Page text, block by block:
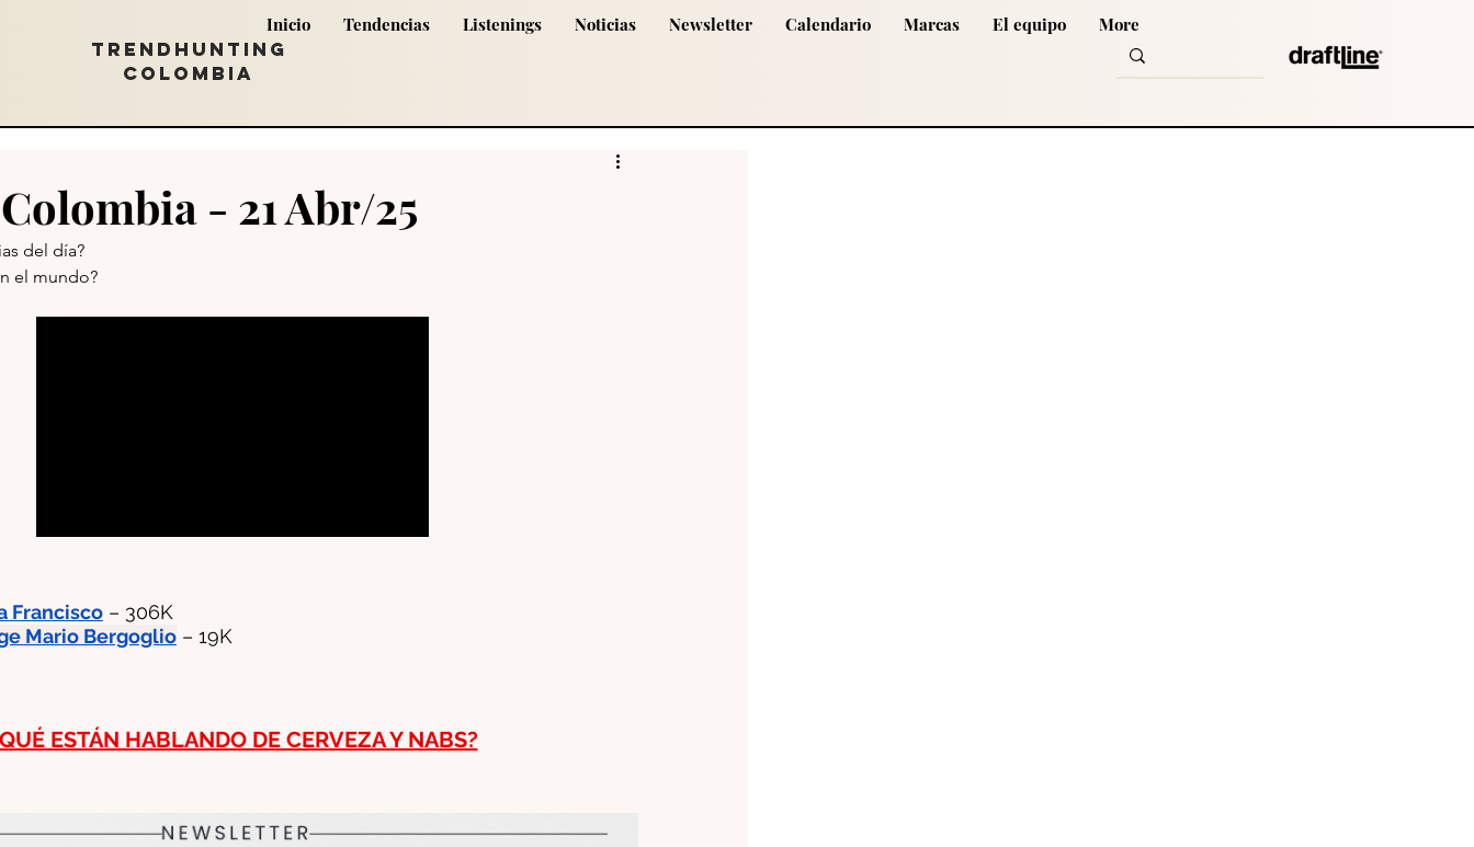
Inicio Tendencias Listenings Noticias Newsletter Calendario Marcas El equipo More
TRENDHUNTING
COLOMBIA
- 21 Abr/25
del día?
el mundo?
Francisco – 306K
Mario Bergoglio – 19K
ESTÁN HABLANDO DE CERVEZA Y NABS?